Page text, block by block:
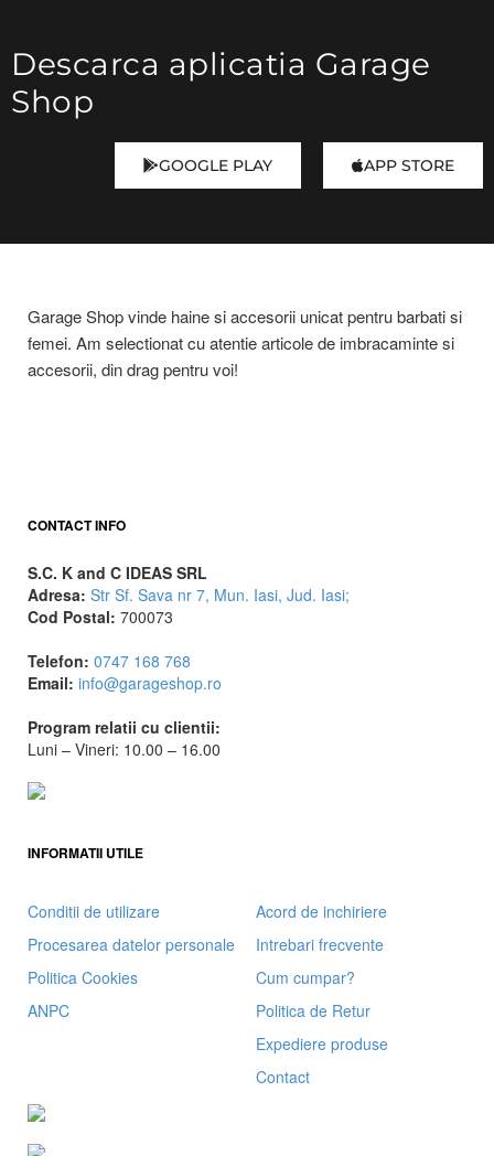
Descarca aplicatia Garage
Shop
GOOGLE PLAY APP STORE
Garage Shop vinde haine si accesorii unicat pentru barbati si
femei. Am selectionat cu atentie articole de imbracaminte si
accesorii, din drag pentru voi!
CONTACT INFO
S.C. K and C IDEAS SRL
Adresa: Str Sf. Sava nr 7, Mun. Iasi, Jud. Iasi;
Cod Postal: 700073
Telefon: 0747 168 768
Email: info@garageshop.ro
Program relatii cu clientii:
Luni – Vineri: 10.00 – 16.00
INFORMATII UTILE
Conditii de utilizare
Procesarea datelor personale
Politica Cookies
ANPC
Acord de inchiriere
Intrebari frecvente
Cum cumpar?
Politica de Retur
Expediere produse
Contact